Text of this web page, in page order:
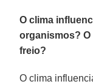
O clima
organismos?
freio?
O clima